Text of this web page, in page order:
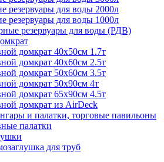
резервуары для воды 2000л
резервуары для воды 1000л
резервуары для воды (РДВ)
домкрат 40х50см 1.7т
домкрат 40х60см 2.5т
домкрат 50х60см 3.5т
домкрат 50х90см 4т
домкрат 65х90см 4.5т
домкрат из AirDeck
и палатки, торговые павильоны
палатки
для труб